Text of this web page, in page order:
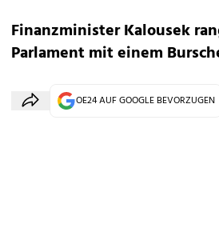
Finanzminister Kalousek
Parlament mit einem
OE24 AUF GOOGLE BEVORZUGEN